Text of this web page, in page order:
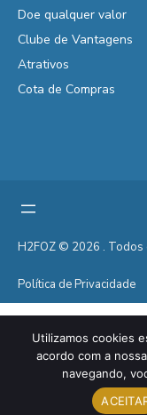
Doe qualquer valor
Clube de Vantagens
Atrativos
Cota de Compras
H2FOZ © 2026 .
Política de Privacidade
Utilizamos cookies
acordo com a
navegando,